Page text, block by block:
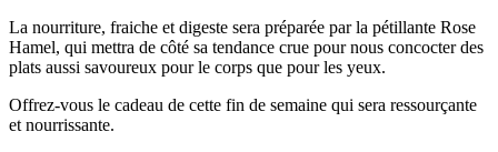
La nourriture, fraiche et digeste sera préparée par la pétillante Rose
Hamel, qui mettra de côté sa tendance crue pour nous concocter des
plats aussi savoureux pour le corps que pour les yeux.
Offrez-vous le cadeau de cette fin de semaine qui sera ressourçante
et nourrissante.